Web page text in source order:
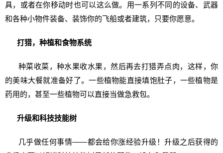
具，或者在你移动时也可以这么做。用一系列不同的设备、武器
和各种小物件装备、装饰你的飞船或者建筑，只要你愿意。
打猎，种植和食物系统
种菜收菜，种水果收水果，然后再去打猎弄点肉，这样，你
的美味大餐就准备好了。一些植物能直接填饱肚子，一些植物是
药用的，甚至一些植物可以直接当做急救包。
升级和科技技能树
几乎做任何事情——都会给你涨经验升级！升级之后获得的